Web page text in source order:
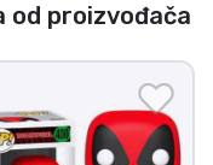
od proizvođača